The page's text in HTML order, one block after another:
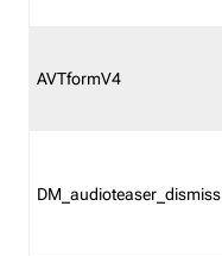
AVTformV4
DM_audioteaser_dismiss